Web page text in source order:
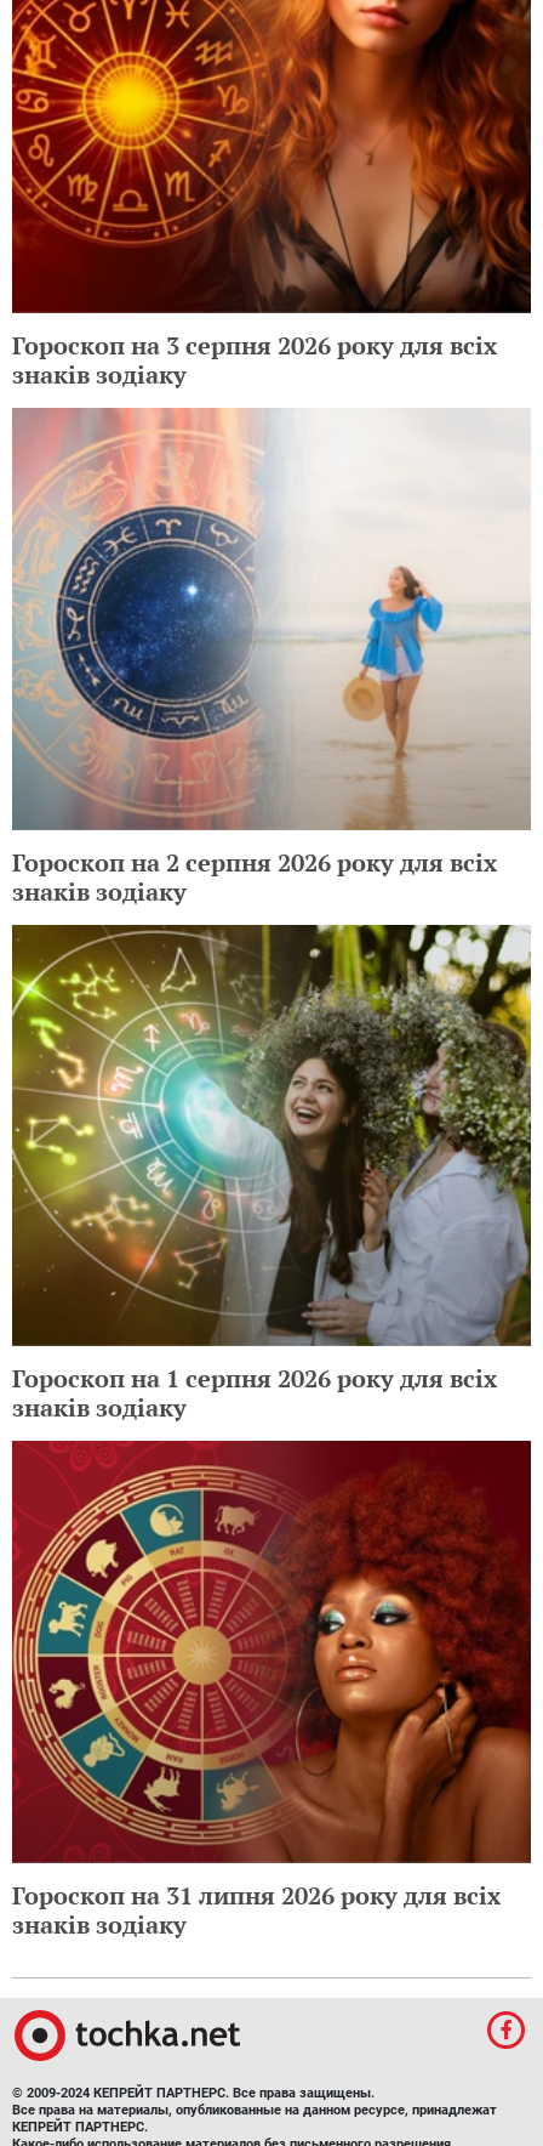
Гороскоп на 3 серпня 2026 року для всіх
знаків зодіаку
Гороскоп на 2 серпня 2026 року для всіх
знаків зодіаку
Гороскоп на 1 серпня 2026 року для всіх
знаків зодіаку
Гороскоп на 31 липня 2026 року для всіх
знаків зодіаку
© 2009-2024 КЕПРЕЙТ ПАРТНЕРС. Все права защищены.
Все права на материалы, опубликованные на данном ресурсе, принадлежат
КЕПРЕЙТ ПАРТНЕРС.